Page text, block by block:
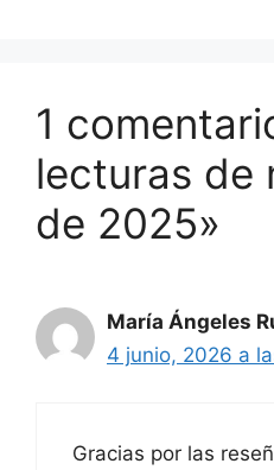
1
lecturas de
de 2025»
María Ángeles
4 junio, 2026 a
Gracias por las